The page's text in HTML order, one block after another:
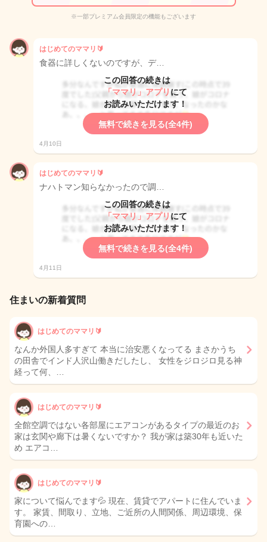
※一部プレミアム会員限定の機能もございます
はじめてのママリ🔰
食器に詳しくないのですが、デ…
この回答の続きは
「ママリ」アプリ にて
お読みいただけます！
無料で続きを見る(全4件)
4月10日
はじめてのママリ🔰
ナハトマン知らなかったので調…
この回答の続きは
「ママリ」アプリ にて
お読みいただけます！
無料で続きを見る(全4件)
4月11日
住まいの新着質問
はじめてのママリ🔰
なんか外国人多すぎて 本当に治安悪くなってる まさかうち
の田舎でインド人沢山働きだしたし、 女性をジロジロ見る神
経って何、…
はじめてのママリ🔰
全館空調ではない各部屋にエアコンがあるタイプの最近のお
家は玄関や廊下は暑くないですか？ 我が家は築30年も近いた
め エアコ…
はじめてのママリ🔰
家について悩んでます💦 現在、賃貸でアパートに住んでいま
す。 家賃、間取り、立地、ご近所の人間関係、周辺環境、保
育園への…